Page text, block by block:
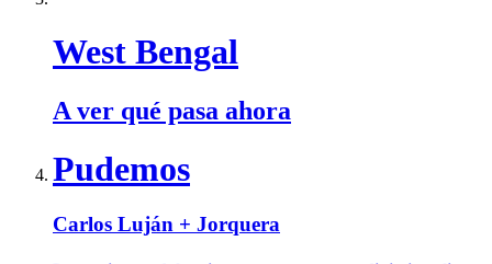
West Bengal
A ver qué pasa ahora
Pudemos
Carlos Luján + Jorquera